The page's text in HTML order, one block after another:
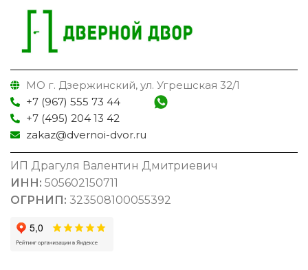
МО г. Дзержинский, ул. Угрешская 32/1
+7 (967) 555 73 44
+7 (495) 204 13 42
zakaz@dvernoi-dvor.ru
ИП Драгуля Валентин Дмитриевич
ИНН: 505602150711
ОГРНИП: 323508100055392